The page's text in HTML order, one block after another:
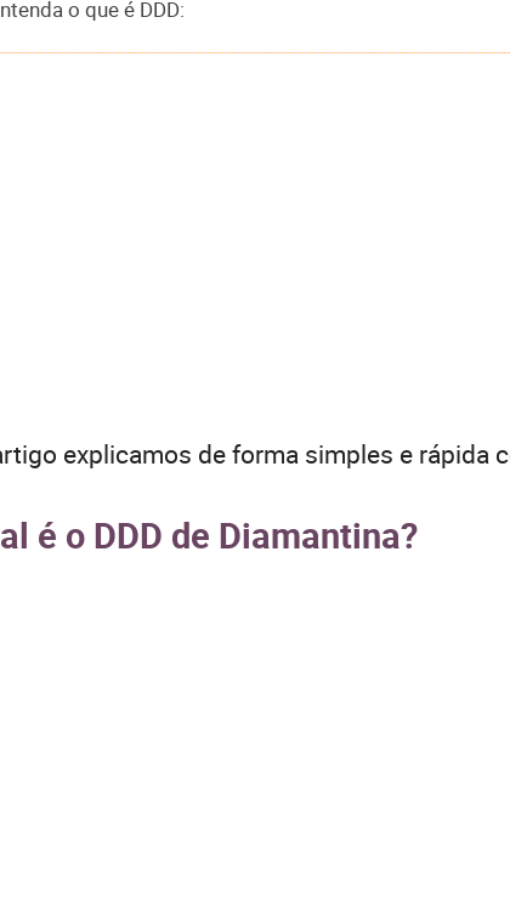
o que é DDD:
explicamos de forma simples e rápida
é o DDD de Diamantina?